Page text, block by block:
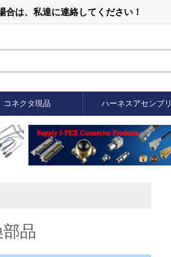
は、私達に連絡してください！
コネクタ現品 ハーネスアセンブリ
品